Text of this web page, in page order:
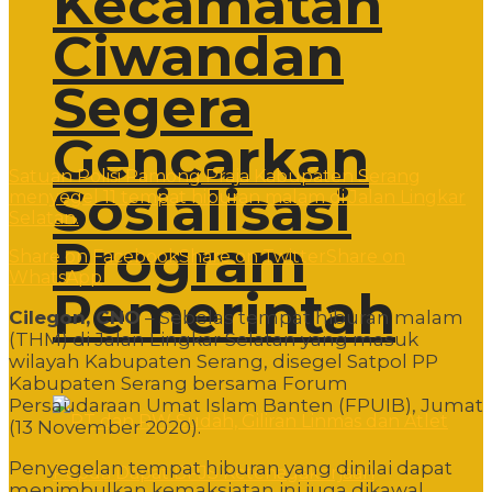
Ciwandan
Segera
Gencarkan
Sosialisasi
Program
Pemerintah
Satuan Polisi Pamong Praja Kabupaten Serang
menyegel 11 tempat hiburan malam di Jalan Lingkar
Selatan.
Share on FacebookShare on Twitter
WhatsApp
Cilegon, CNO– Sebelas tempat hiburan malam
(THM) di Jalan Lingkar Selatan yang masuk
wilayah Kabupaten Serang, disegel Satpol PP
Kabupaten Serang bersama Forum
Persaudaraan Umat Islam Banten (FPUIB), Jumat
(13 November 2020).
Penyegelan tempat hiburan yang dinilai dapat